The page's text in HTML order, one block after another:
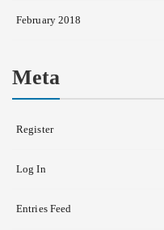
February 2018
Meta
Register
Log In
Entries Feed